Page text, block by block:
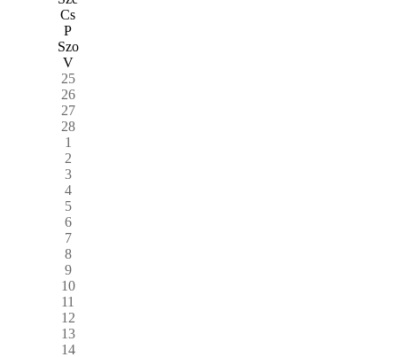
Cs
P
Szo
V
25
26
27
28
1
2
3
4
5
6
7
8
9
10
11
12
13
14